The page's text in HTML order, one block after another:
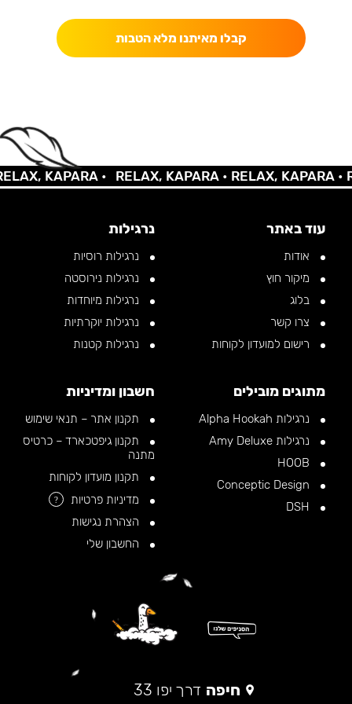
קבלו מאיתנו מלא הטבות
KAPARA • RELAX, KAPARA •RELAX, KAPARA •
עוד באתר
אודות
מיקור חוץ
בלוג
צרו קשר
רישום למועדון לקוחות
נרגילות
נרגילות רוסיות
נרגילות נירוסטה
נרגילות מיוחדות
נרגילות יוקרתיות
נרגילות קטנות
מתוגים מובילים
נרגילות Alpha Hookah
נרגילות Amy Deluxe
חשבון ומדיניות
תקנון אתר – תנאי שימוש
תקנון גיפטכארד – כרטיס
מתנה
תקנון מועדון לקוחות
מדיניות פרטיות
?
הצהרת נגישות
החשבון שלי
חיפה דרך יפו 33